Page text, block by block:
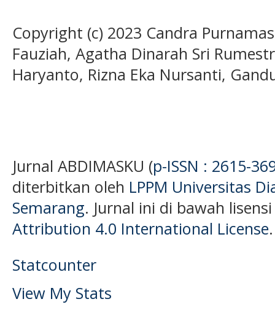
Copyright (c) 2023 Candra
Fauziah, Agatha Dinarah Sri
Haryanto, Rizna Eka Nursanti,
Jurnal ABDIMASKU (p-ISSN : 2615-
diterbitkan oleh LPPM Universitas
Semarang. Jurnal ini di bawah
Attribution 4.0 International License.
Statcounter
View My Stats